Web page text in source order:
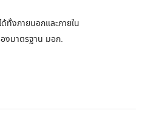
ทั้งภายนอกและภายใน
งมาตรฐาน มอก.